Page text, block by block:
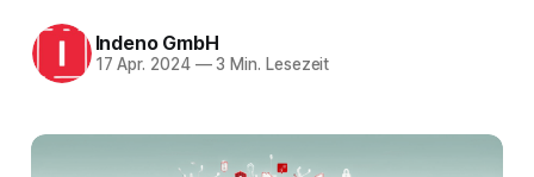
Indeno GmbH
17 Apr. 2024 —3 Min. Lesezeit